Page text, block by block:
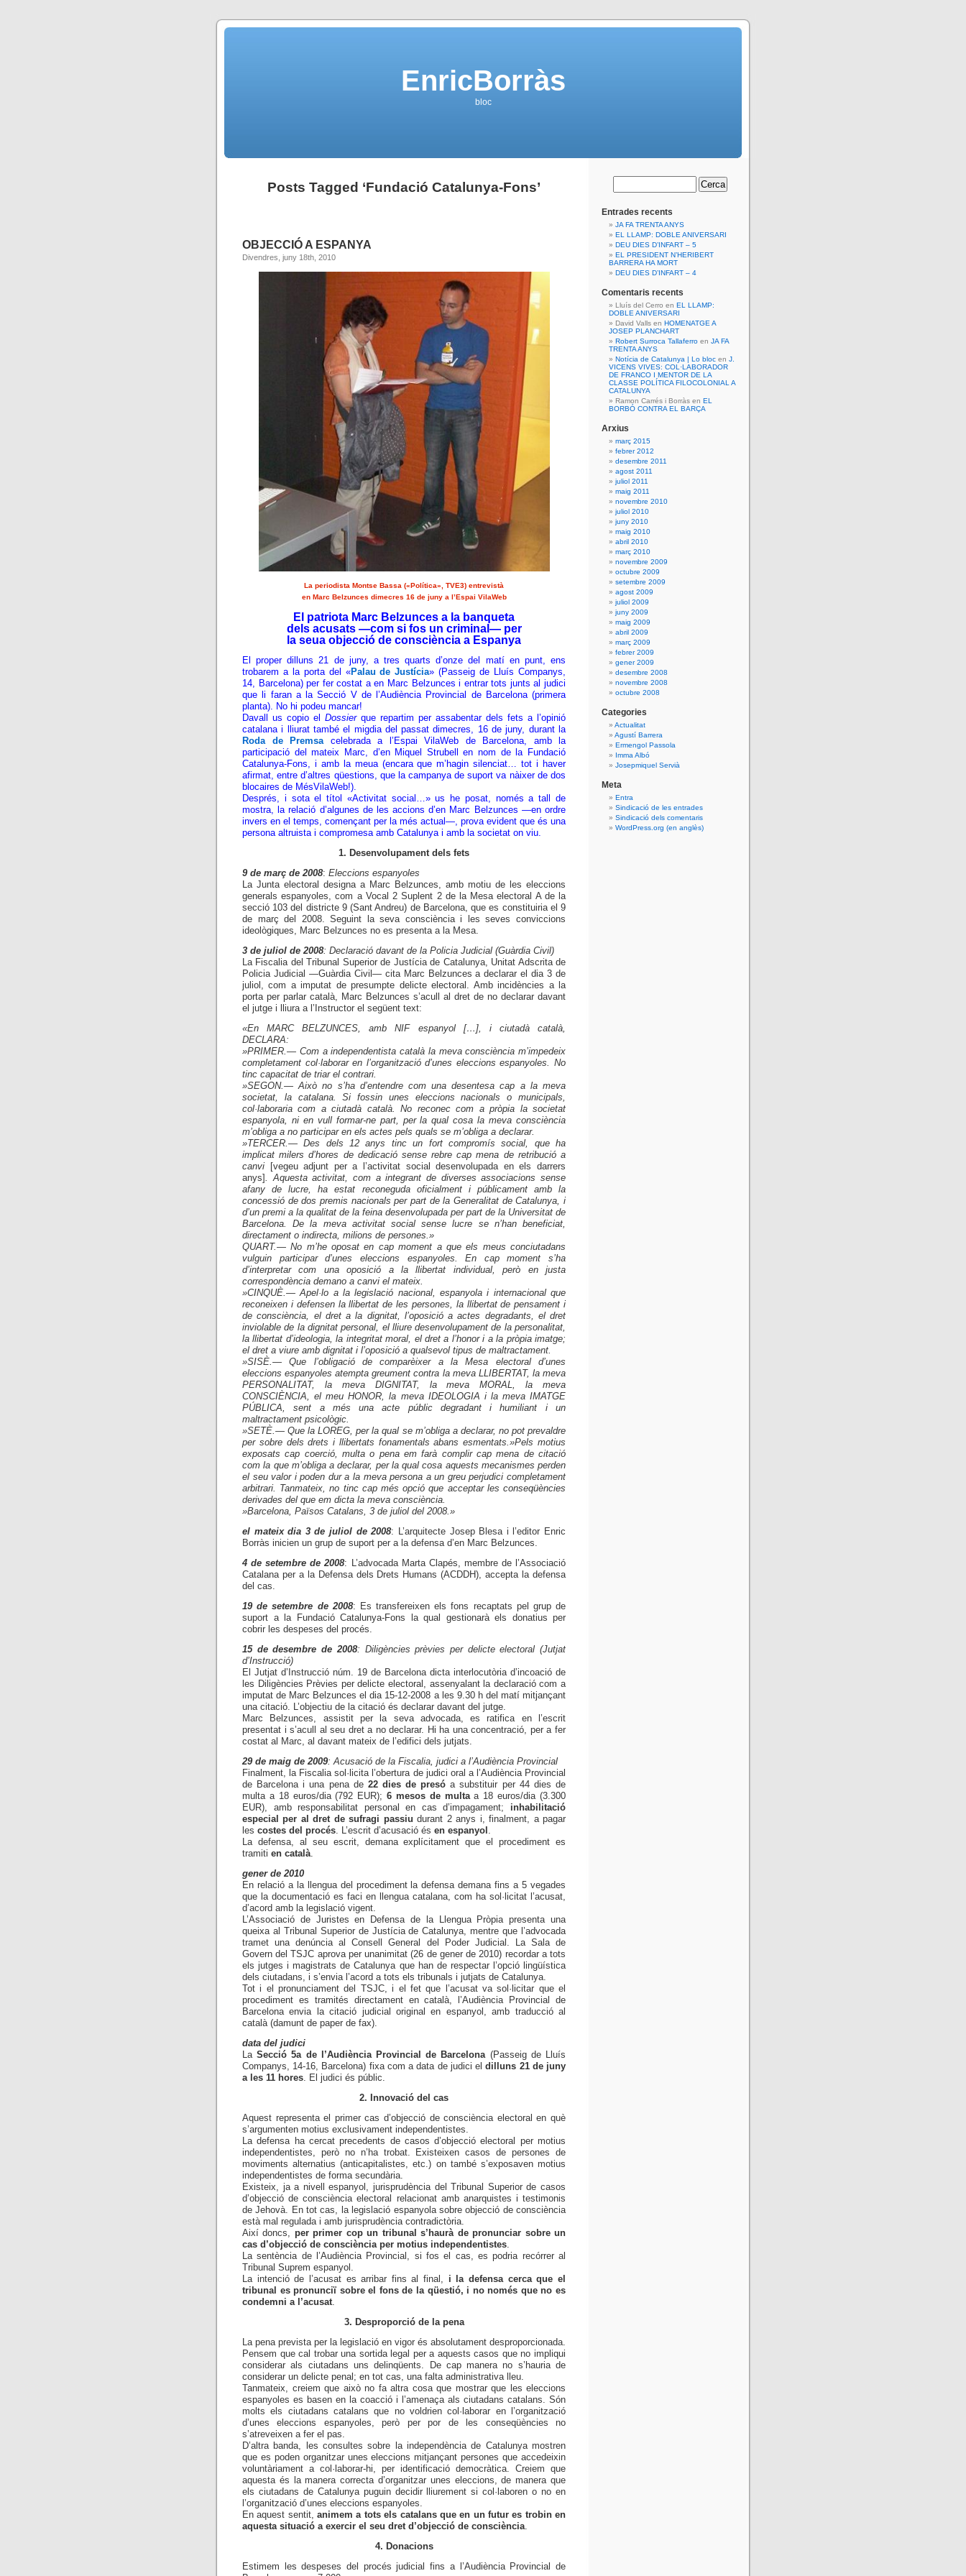
EnricBorràs
bloc
Posts Tagged ‘Fundació Catalunya-Fons’
OBJECCIÓ A ESPANYA
Divendres, juny 18th, 2010
La periodista Montse Bassa («Política», TVE3) entrevistà
en Marc Belzunces dimecres 16 de juny a l’Espai VilaWeb
El patriota Marc Belzunces a la banqueta
dels acusats —com si fos un criminal— per
la seua objecció de consciència a Espanya
El proper dilluns 21 de juny, a tres quarts d’onze del matí en punt, ens
trobarem a la porta del «Palau de Justícia» (Passeig de Lluís Companys,
14, Barcelona) per fer costat a en Marc Belzunces i entrar tots junts al judici
que li faran a la Secció V de l’Audiència Provincial de Barcelona (primera
planta). No hi podeu mancar!
Davall us copio el Dossierque repartim per assabentar dels fets a l’opinió
catalana i lliurat també el migdia del passat dimecres, 16 de juny, durant la
Roda de Premsacelebrada a l’Espai VilaWeb de Barcelona, amb la
participació del mateix Marc, d’en Miquel Strubell en nom de la Fundació
Catalunya-Fons, i amb la meua (encara que m’hagin silenciat… tot i haver
afirmat, entre d’altres qüestions, que la campanya de suport va nàixer de dos
blocaires de MésVilaWeb!).
Després, i sota el títol «Activitat social…» us he posat, només a tall de
mostra, la relació d’algunes de les accions d’en Marc Belzunces —en ordre
invers en el temps, començant per la més actual—, prova evident que és una
persona altruista i compromesa amb Catalunya i amb la societat on viu.
1. Desenvolupament dels fets
9 de març de 2008: Eleccions espanyoles
La Junta electoral designa a Marc Belzunces, amb motiu de les eleccions
generals espanyoles, com a Vocal 2 Suplent 2 de la Mesa electoral A de la
secció 103 del districte 9 (Sant Andreu) de Barcelona, que es constituiria el 9
de març del 2008. Seguint la seva consciència i les seves conviccions
ideològiques, Marc Belzunces no es presenta a la Mesa.
3 de juliol de 2008: Declaració davant de la Policia Judicial (Guàrdia Civil)
La Fiscalia del Tribunal Superior de Justícia de Catalunya, Unitat Adscrita de
Policia Judicial —Guàrdia Civil— cita Marc Belzunces a declarar el dia 3 de
juliol, com a imputat de presumpte delicte electoral. Amb incidències a la
porta per parlar català, Marc Belzunces s’acull al dret de no declarar davant
el jutge i lliura a l’Instructor el següent text:
«En MARC BELZUNCES, amb NIF espanyol […], i ciutadà català,
DECLARA:
»PRIMER.— Com a independentista català la meva consciència m’impedeix
completament col·laborar en l’organització d’unes eleccions espanyoles. No
tinc capacitat de triar el contrari.
»SEGON.— Això no s’ha d’entendre com una desentesa cap a la meva
societat, la catalana. Si fossin unes eleccions nacionals o municipals,
col·laboraria com a ciutadà català. No reconec com a pròpia la societat
espanyola, ni en vull formar-ne part, per la qual cosa la meva consciència
m’obliga a no participar en els actes pels quals se m’obliga a declarar.
»TERCER.— Des dels 12 anys tinc un fort compromís social, que ha
implicat milers d’hores de dedicació sense rebre cap mena de retribució a
canvi
[vegeu adjunt per a l’activitat social desenvolupada en els darrers
anys]. Aquesta activitat, com a integrant de diverses associacions sense
afany de lucre, ha estat reconeguda oficialment i públicament amb la
concessió de dos premis nacionals per part de la Generalitat de Catalunya, i
d’un premi a la qualitat de la feina desenvolupada per part de la Universitat de
Barcelona. De la meva activitat social sense lucre se n’han beneficiat,
directament o indirecta, milions de persones.»
QUART.— No m’he oposat en cap moment a que els meus conciutadans
vulguin participar d’unes eleccions espanyoles. En cap moment s’ha
d’interpretar com una oposició a la llibertat individual, però en justa
correspondència demano a canvi el mateix.
»CINQUÈ.— Apel·lo a la legislació nacional, espanyola i internacional que
reconeixen i defensen la llibertat de les persones, la llibertat de pensament i
de consciència, el dret a la dignitat, l’oposició a actes degradants, el dret
inviolable de la dignitat personal, el lliure desenvolupament de la personalitat,
la llibertat d’ideologia, la integritat moral, el dret a l’honor i a la pròpia imatge;
el dret a viure amb dignitat i l’oposició a qualsevol tipus de maltractament.
»SISÈ.— Que l’obligació de comparèixer a la Mesa electoral d’unes
eleccions espanyoles atempta greument contra la meva LLIBERTAT, la meva
PERSONALITAT, la meva DIGNITAT, la meva MORAL, la meva
CONSCIÈNCIA, el meu HONOR, la meva IDEOLOGIA i la meva IMATGE
PÚBLICA, sent a més una acte públic degradant i humiliant i un
maltractament psicològic.
»SETÈ.— Que la LOREG, per la qual se m’obliga a declarar, no pot prevaldre
per sobre dels drets i llibertats fonamentals abans esmentats.»Pels motius
exposats cap coerció, multa o pena em farà complir cap mena de citació
com la que m’obliga a declarar, per la qual cosa aquests mecanismes perden
el seu valor i poden dur a la meva persona a un greu perjudici completament
arbitrari. Tanmateix, no tinc cap més opció que acceptar les conseqüències
derivades del que em dicta la meva consciència.
»Barcelona, Països Catalans, 3 de juliol del 2008.»
el mateix dia 3 de juliol de 2008: L’arquitecte Josep Blesa i l’editor Enric
Borràs inicien un grup de suport per a la defensa d’en Marc Belzunces.
4 de setembre de 2008: L’advocada Marta Clapés, membre de l’Associació
Catalana per a la Defensa dels Drets Humans (ACDDH), accepta la defensa
del cas.
19 de setembre de 2008: Es transfereixen els fons recaptats pel grup de
suport a la Fundació Catalunya-Fons la qual gestionarà els donatius per
cobrir les despeses del procés.
15 de desembre de 2008: Diligències prèvies per delicte electoral (Jutjat
d’Instrucció)
El Jutjat d’Instrucció núm. 19 de Barcelona dicta interlocutòria d’incoació de
les Diligències Prèvies per delicte electoral, assenyalant la declaració com a
imputat de Marc Belzunces el dia 15-12-2008 a les 9.30 h del matí mitjançant
una citació. L’objectiu de la citació és declarar davant del jutge.
Marc Belzunces, assistit per la seva advocada, es ratifica en l’escrit
presentat i s’acull al seu dret a no declarar. Hi ha una concentració, per a fer
costat al Marc, al davant mateix de l’edifici dels jutjats.
29 de maig de 2009: Acusació de la Fiscalia, judici a l’Audiència Provincial
Finalment, la Fiscalia sol·licita l’obertura de judici oral a l’Audiència Provincial
de Barcelona i una pena de 22 dies de presó a substituir per 44 dies de
multa a 18 euros/dia (792 EUR);6 mesos de multa a 18 euros/dia(3.300
EUR), amb responsabilitat personal en cas d’impagament; inhabilitació
especial per al dret de sufragi passiu durant 2 anys i, finalment, a pagar
les costes del procés. L’escrit d’acusació és en espanyol .
La defensa, al seu escrit, demana explícitament que el procediment es
tramiti en català.
gener de 2010
En relació a la llengua del procediment la defensa demana fins a 5 vegades
que la documentació es faci en llengua catalana, com ha sol·licitat l’acusat,
d’acord amb la legislació vigent.
L’Associació de Juristes en Defensa de la Llengua Pròpia presenta una
queixa al Tribunal Superior de Justícia de Catalunya, mentre que l’advocada
tramet una denúncia al Consell General del Poder Judicial. La Sala de
Govern del TSJC aprova per unanimitat (26 de gener de 2010) recordar a tots
els jutges i magistrats de Catalunya que han de respectar l’opció lingüística
dels ciutadans, i s’envia l’acord a tots els tribunals i jutjats de Catalunya.
Tot i el pronunciament del TSJC, i el fet que l’acusat va sol·licitar que el
procediment es tramités directament en català, l’Audiència Provincial de
Barcelona envia la citació judicial original en espanyol, amb traducció al
català (damunt de paper de fax).
data del judici
LaSecció 5a de l’Audiència Provincial de Barcelona(Passeig de Lluís
Companys, 14-16, Barcelona) fixa com a data de judici eldilluns 21 de juny
a les 11 hores. El judici és públic.
2. Innovació del cas
Aquest representa el primer cas d’objecció de consciència electoral en què
s’argumenten motius exclusivament independentistes.
La defensa ha cercat precedents de casos d’objecció electoral per motius
independentistes, però no n’ha trobat. Existeixen casos de persones de
moviments alternatius (anticapitalistes, etc.) on també s’exposaven motius
independentistes de forma secundària.
Existeix, ja a nivell espanyol, jurisprudència del Tribunal Superior de casos
d’objecció de consciència electoral relacionat amb anarquistes i testimonis
de Jehovà. En tot cas, la legislació espanyola sobre objecció de consciència
està mal regulada i amb jurisprudència contradictòria.
Així doncs, per primer cop un tribunal s’haurà de pronunciar sobre un
cas d’objecció de consciència per motius independentistes.
La sentència de l’Audiència Provincial, si fos el cas, es podria recórrer al
Tribunal Suprem espanyol.
La intenció de l’acusat es arribar fins al final, i la defensa cerca que el
tribunal es pronunciï sobre el fons de la qüestió, i no només que no es
condemni a l’acusat.
3. Desproporció de la pena
La pena prevista per la legislació en vigor és absolutament desproporcionada.
Pensem que cal trobar una sortida legal per a aquests casos que no impliqui
considerar als ciutadans uns delinqüents. De cap manera no s’hauria de
considerar un delicte penal; en tot cas, una falta administrativa lleu.
Tanmateix, creiem que això no fa altra cosa que mostrar que les eleccions
espanyoles es basen en la coacció i l’amenaça als ciutadans catalans. Són
molts els ciutadans catalans que no voldrien col·laborar en l’organització
d’unes eleccions espanyoles, però per por de les conseqüències no
s’atreveixen a fer el pas.
D’altra banda, les consultes sobre la independència de Catalunya mostren
que es poden organitzar unes eleccions mitjançant persones que accedeixin
voluntàriament a col·laborar-hi, per identificació democràtica. Creiem que
aquesta és la manera correcta d’organitzar unes eleccions, de manera que
els ciutadans de Catalunya puguin decidir lliurement si col·laboren o no en
l’organització d’unes eleccions espanyoles.
En aquest sentit,animem a tots els catalans que en un futur es trobin en
aquesta situació a exercir el seu dret d’objecció de consciència.
4. Donacions
Estimem les despeses del procés judicial fins a l’Audiència Provincial de
Entrades recents
JA FA TRENTA ANYS
EL LLAMP: DOBLE ANIVERSARI
DEU DIES D’INFART – 5
EL PRESIDENT N’HERIBERT
BARRERA HA MORT
DEU DIES D’INFART – 4
Comentaris recents
Lluís del Cerro en EL LLAMP:
DOBLE ANIVERSARI
David Valls en HOMENATGE A
JOSEP PLANCHART
Robert Surroca Tallaferro en JA FA
TRENTA ANYS
Notícia de Catalunya | Lo bloc en J.
VICENS VIVES: COL·LABORADOR
DE FRANCO I MENTOR DE LA
CLASSE POLÍTICA FILOCOLONIAL A
CATALUNYA
Ramon Carrés i Borràs en EL
BORBÓ CONTRA EL BARÇA
Arxius
març 2015
febrer 2012
desembre 2011
agost 2011
juliol 2011
maig 2011
novembre 2010
juliol 2010
juny 2010
maig 2010
abril 2010
març 2010
novembre 2009
octubre 2009
setembre 2009
agost 2009
juliol 2009
juny 2009
maig 2009
abril 2009
març 2009
febrer 2009
gener 2009
desembre 2008
novembre 2008
octubre 2008
Categories
Actualitat
Agustí Barrera
Ermengol Passola
Imma Albó
Josepmiquel Servià
Meta
Entra
Sindicació de les entrades
Sindicació dels comentaris
WordPress.org (en anglès)